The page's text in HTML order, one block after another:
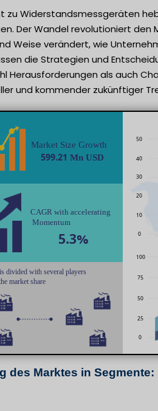
zu Widerstandsmessgeräten
Der Wandel revolutioniert
Weise verändert, wie
die Strategien und
Herausforderungen als auch
und kommender zukünftiger
des Marktes in Segmente: